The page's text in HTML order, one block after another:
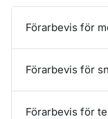
Förarbevis för
Förarbevis för
Förarbevis för